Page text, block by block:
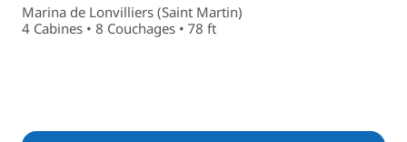
Marina de Lonvilliers (Saint Martin)
4 Cabines • 8 Couchages • 78 ft